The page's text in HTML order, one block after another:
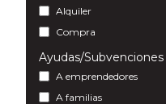
Alquiler
Compra
Ayudas/Subvenciones
A emprendedores
A familias